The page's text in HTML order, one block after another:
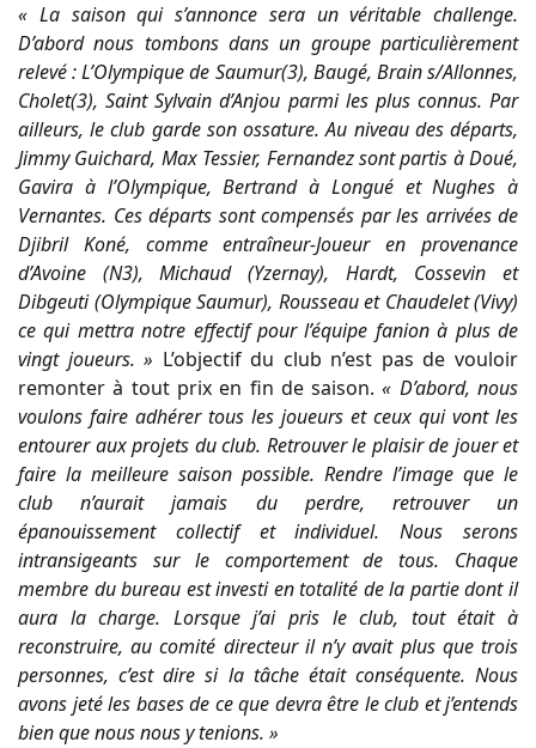
« La saison qui s’annonce sera un véritable challenge.
D’abord nous tombons dans un groupe particulièrement
relevé : L’Olympique de Saumur(3), Baugé, Brain s/Allonnes,
Cholet(3), Saint Sylvain d’Anjou parmi les plus connus. Par
ailleurs, le club garde son ossature. Au niveau des départs,
Jimmy Guichard, Max Tessier, Fernandez sont partis à Doué,
Gavira à l’Olympique, Bertrand à Longué et Nughes à
Vernantes. Ces départs sont compensés par les arrivées de
Djibril Koné, comme entraîneur-Joueur en provenance
d’Avoine (N3), Michaud (Yzernay), Hardt, Cossevin et
Dibgeuti (Olympique Saumur), Rousseau et Chaudelet (Vivy)
ce qui mettra notre effectif pour l’équipe fanion à plus de
vingt joueurs. » L’objectif du club n’est pas de vouloir
remonter à tout prix en fin de saison.« D’abord, nous
voulons faire adhérer tous les joueurs et ceux qui vont les
entourer aux projets du club. Retrouver le plaisir de jouer et
faire la meilleure saison possible. Rendre l’image que le
club n’aurait jamais du perdre, retrouver un
épanouissement collectif et individuel. Nous serons
intransigeants sur le comportement de tous. Chaque
membre du bureau est investi en totalité de la partie dont il
aura la charge. Lorsque j’ai pris le club, tout était à
reconstruire, au comité directeur il n’y avait plus que trois
personnes, c’est dire si la tâche était conséquente. Nous
avons jeté les bases de ce que devra être le club et j’entends
bien que nous nous y tenions. »